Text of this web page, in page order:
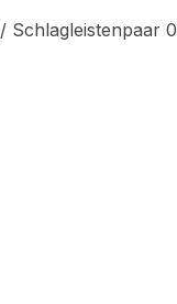
/ Schlagleistenpaar